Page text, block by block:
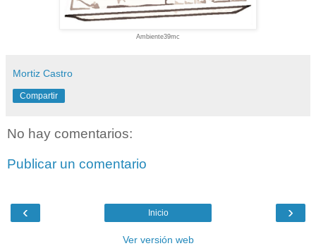
Ambiente39mc
Mortiz Castro
Compartir
No hay comentarios:
Publicar un comentario
‹ ›
Inicio
Ver versión web